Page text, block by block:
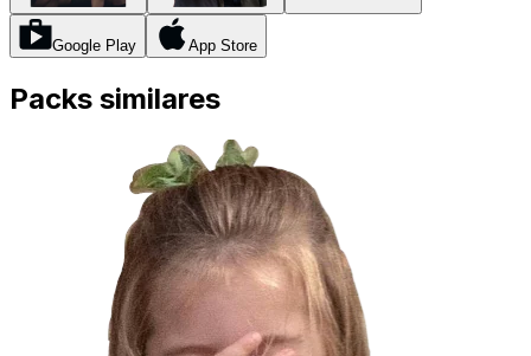
Google Play App Store
Packs similares